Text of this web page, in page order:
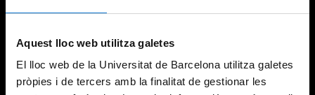
Aquest lloc web utilitza galetes
El lloc web de la Universitat de Barcelona utilitza galetes
pròpies i de tercers amb la finalitat de gestionar les